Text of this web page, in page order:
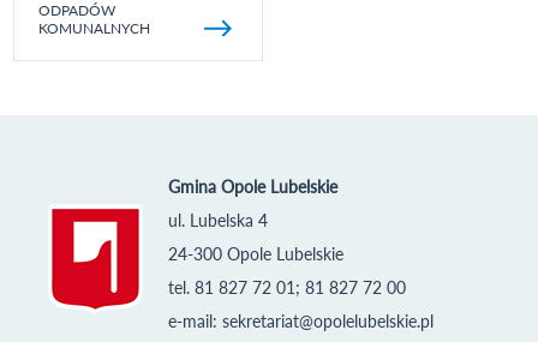
ODPADÓW
KOMUNALNYCH
Gmina Opole Lubelskie
ul. Lubelska 4
24-300 Opole Lubelskie
tel. 81 827 72 01; 81 827 72 00
e-mail: sekretariat@opolelubelskie.pl